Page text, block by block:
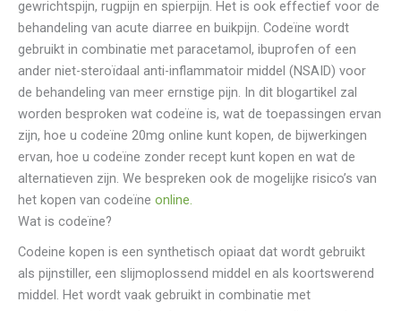
gewrichtspijn, rugpijn en spierpijn. Het is ook effectief voor de
behandeling van acute diarree en buikpijn. Codeïne wordt
gebruikt in combinatie met paracetamol, ibuprofen of een
ander niet-steroïdaal anti-inflammatoir middel (NSAID) voor
de behandeling van meer ernstige pijn. In dit blogartikel zal
worden besproken wat codeïne is, wat de toepassingen ervan
zijn, hoe u codeïne 20mg online kunt kopen, de bijwerkingen
ervan, hoe u codeïne zonder recept kunt kopen en wat de
alternatieven zijn. We bespreken ook de mogelijke risico’s van
het kopen van codeïne online.
Wat is codeïne?
Codeine kopen is een synthetisch opiaat dat wordt gebruikt
als pijnstiller, een slijmoplossend middel en als koortswerend
middel. Het wordt vaak gebruikt in combinatie met